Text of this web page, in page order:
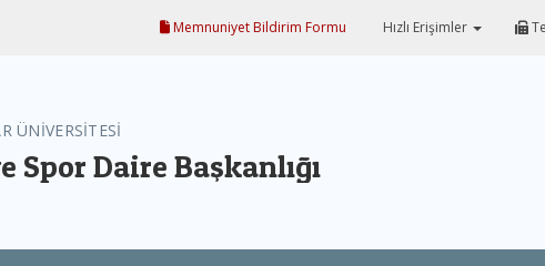
Memnuniyet Bildirim Formu Hızlı Erişimler
ÜNİVERSİTESİ
Spor Daire Başkanlığı